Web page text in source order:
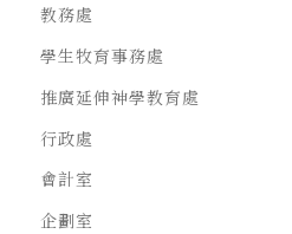
教務處
學生牧育事務處
推廣延伸神學教育處
行政處
會計室
企劃室